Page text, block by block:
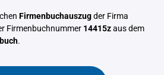
Firmenbuchauszugder Firma
Firmenbuchnummer 14415zaus dem
.